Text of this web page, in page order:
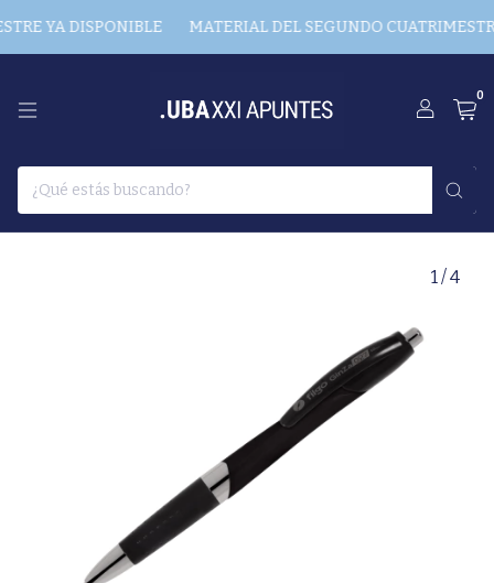
YA DISPONIBLE MATERIAL DEL SEGUNDO
0
1/4